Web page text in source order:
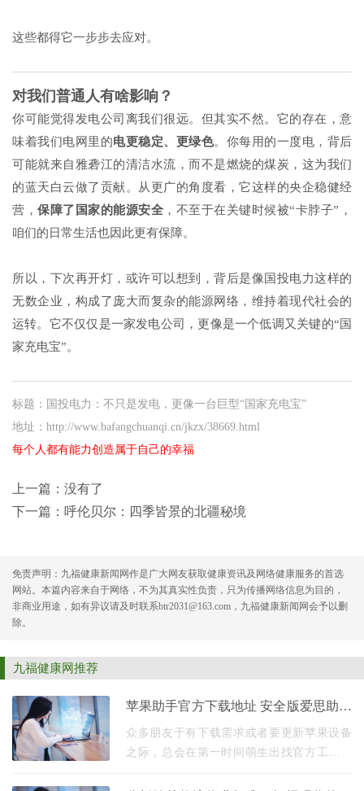
这些都得它一步步去应对。
对我们普通人有啥影响？
你可能觉得发电公司离我们很远。但其实不然。它的存在，意
味着我们电网里的电更稳定、更绿色。你每用的一度电，背后
可能就来自雅砻江的清洁水流，而不是燃烧的煤炭，这为我们
的蓝天白云做了贡献。从更广的角度看，它这样的央企稳健经
营，保障了国家的能源安全 ，不至于在关键时候被“卡脖子”，
咱们的日常生活也因此更有保障。
所以，下次再开灯，或许可以想到，背后是像国投电力这样的
无数企业，构成了庞大而复杂的能源网络，维持着现代社会的
运转。它不仅仅是一家发电公司，更像是一个低调又关键的“国
家充电宝”。
标题：国投电力：不只是发电，更像一台巨型“国家充电宝”
地址：http://www.bafangchuanqi.cn/jkzx/38669.html
每个人都有能力创造属于自己的幸福
上一篇：没有了
下一篇： 呼伦贝尔：四季皆景的北疆秘境
免责声明：九福健康新闻网作是广大网友获取健康资讯及网络健康服务的首选
网站。本篇内容来自于网络，不为其真实性负责，只为传播网络信息为目的，
非商业用途，如有异议请及时联系btr2031@163.com，九福健康新闻网会予以删
除。
九福健康网推荐
苹果助手官方下载地址 安全版爱思助手
官网
众多朋友于有下载需求或者要更新苹果设备
之际，总会在第一时间萌生出找官方工具的